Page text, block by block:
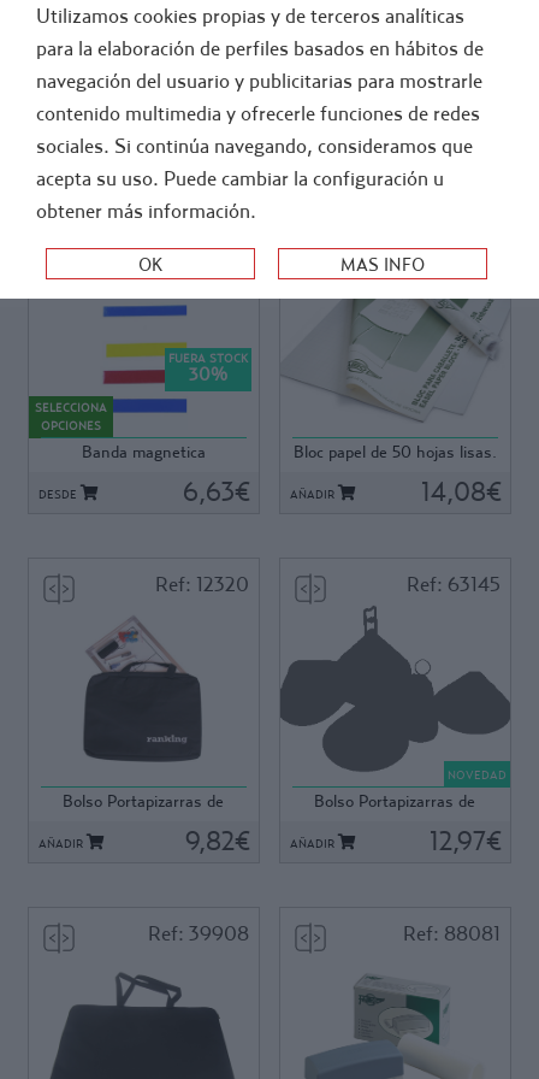
- FUTBOL > ENTRENADORES SOPORTE TECNICO
PIZARRAS Y SUS ACCESORIOS
ORDEN:
FUERA STOCK
30%
SELECCIONA
OPCIONES
Banda magnetica
DESDE 6,63€
Ref: BP06
Bandas magnéticas de
colores, para el uso en
pizarras metálicas o
vitrificadas de planificación o
campos deportivos.
Longitud: 1000 mm.
Grosor disponible:
Bloc papel de 50 hojas lisas.
65x90cm.
AÑADIR 14,08€
Ref: 20748
Encuadernados, sistema
multitaladro, adaptables a
todo tipo de caballetes.
Ref: 12320
Bolso Portapizarras de
AÑADIR 9,82€
Ref: 12320
bolsillo interior porta-
documentos, bolígrafos....
Asas para transporte. Color
Negro.
Ref: 63145
NOVEDAD
Bolso Portapizarras de
AÑADIR 12,97€
Ref: 63145
Fabricada en lona
antidesgarro lavable. Con
cómodo bolsillo interior,
porta-documentos y
bolígrafos. Asas para
transporte. Color negro. Para
pizarras de 46x60 cm (ref
Ref: 39908
Ref: 39908
Fabricado en lona anti
Ref: 88081
Ref: 88081
Con empuñadura de plástico y
Utilizamos cookies propias y de terceros analíticas
para la elaboración de perfiles basados en hábitos de
navegación del usuario y publicitarias para mostrarle
contenido multimedia y ofrecerle funciones de redes
sociales. Si continúa navegando, consideramos que
acepta su uso. Puede cambiar la configuración u
obtener más información.